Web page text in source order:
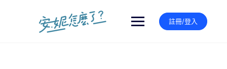
註冊/登入